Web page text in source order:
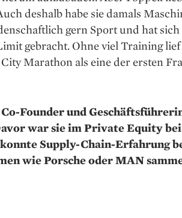
deshalb habe sie damals
gern Sport und hat
gebracht. Ohne viel Training lief
Marathon als eine der ersten
Founder und
war sie im Private Equity
Supply-Chain-Erfahrung
wie Porsche oder MAN